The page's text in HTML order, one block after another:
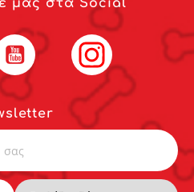
μας στα Social
YouTube Instagram